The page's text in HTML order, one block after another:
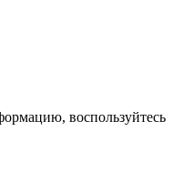
воспользуйтесь